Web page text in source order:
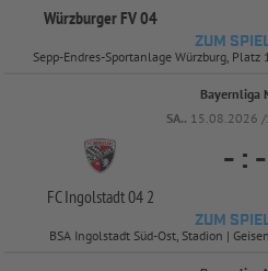
Würzburger FV 04
ZUM
Sepp-Endres-Sportanlage Würzburg,
Bayernliga
SA.. 15.08.2026
FC Ingolstadt 04 2
- : -
ZUM
BSA Ingolstadt Süd-Ost, Stadion |